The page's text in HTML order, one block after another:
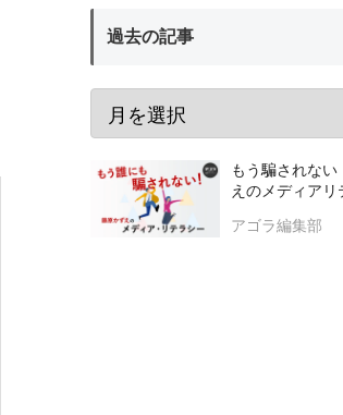
過去の記事
もう騙されな
えのメディアリ
アゴラ編集部